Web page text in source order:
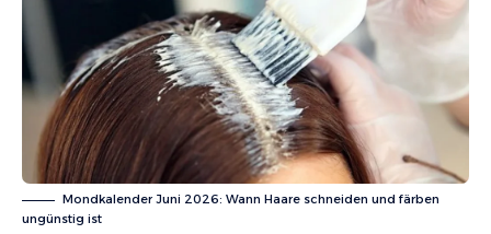
Mondkalender Juni 2026: Wann Haare schneiden und färben
ungünstig ist